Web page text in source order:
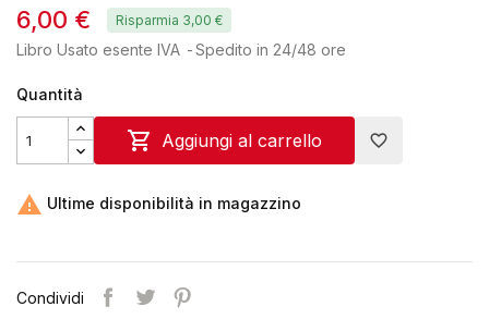
6,00 € Risparmia 3,00 €
Libro Usato esente IVA Spedito in 24/48 ore
Quantità
 Aggiungi al carrello favorite_border
 Ultime disponibilità in magazzino
Condividi